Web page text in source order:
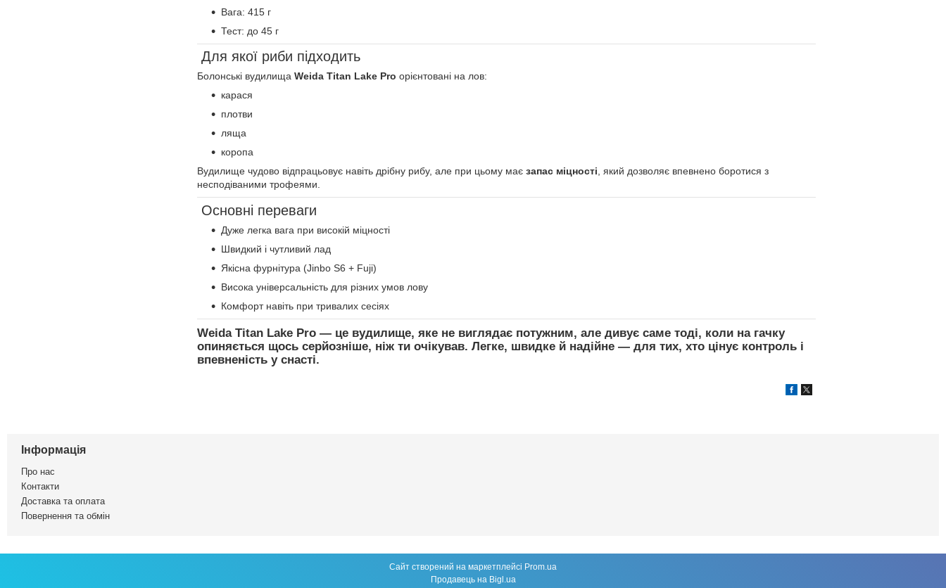
Вага: 415 г
Тест: до 45 г
Для якої риби підходить
Болонські вудилища Weida Titan Lake Pro орієнтовані на лов:
карася
плотви
ляща
коропа
Вудилище чудово відпрацьовує навіть дрібну рибу, але при цьому має запас міцності, який дозволяє впевнено боротися з
несподіваними трофеями.
Основні переваги
Дуже легка вага при високій міцності
Швидкий і чутливий лад
Якісна фурнітура (Jinbo S6 + Fuji)
Висока універсальність для різних умов лову
Комфорт навіть при тривалих сесіях
Weida Titan Lake Pro — це вудилище, яке не виглядає потужним, але дивує саме тоді, коли на гачку
опиняється щось серйозніше, ніж ти очікував. Легке, швидке й надійне — для тих, хто цінує контроль і
впевненість у снасті.
Інформація
Про нас
Контакти
Доставка та оплата
Повернення та обмін
Сайт створений на маркетплейсі Prom.ua
Продавець на Bigl.ua